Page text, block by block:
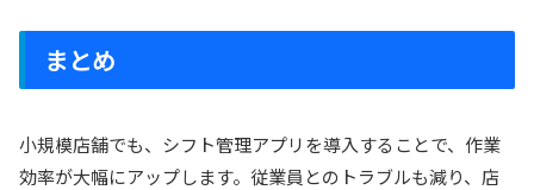
まとめ
小規模店舗でも、シフト管理アプリを導入することで、作業
効率が大幅にアップします。従業員とのトラブルも減り、店